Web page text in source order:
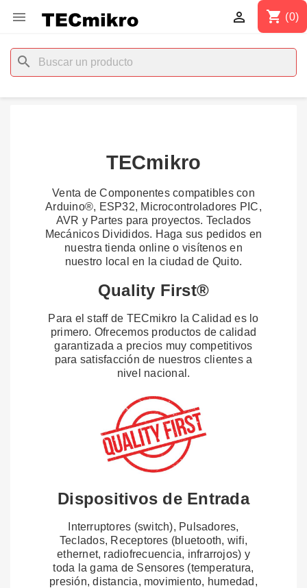
 shopping_cart (0)

search
TECmikro
Venta de Componentes compatibles con
Arduino®, ESP32, Microcontroladores PIC,
AVR y Partes para proyectos. Teclados
Mecánicos Divididos. Haga sus pedidos en
nuestra tienda online o visítenos en
nuestro local en la ciudad de Quito.
Quality First®
Para el staff de TECmikro la Calidad es lo
primero. Ofrecemos productos de calidad
garantizada a precios muy competitivos
para satisfacción de nuestros clientes a
nivel nacional.
Dispositivos de Entrada
Interruptores (switch), Pulsadores,
Teclados, Receptores (bluetooth, wifi,
ethernet, radiofrecuencia, infrarrojos) y
toda la gama de Sensores (temperatura,
presión, distancia, movimiento, humedad,